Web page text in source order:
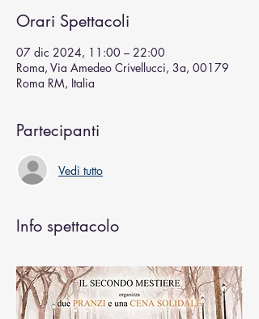
Orari Spettacoli
07 dic 2024, 11:00 – 22:00
Roma, Via Amedeo Crivellucci, 3a, 00179
Roma RM, Italia
Partecipanti
Vedi tutto
Info spettacolo